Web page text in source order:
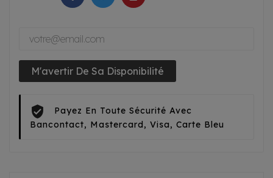
M'avertir De Sa Disponibilité
Payez En Toute Sécurité Avec
Bancontact, Mastercard, Visa, Carte Bleu